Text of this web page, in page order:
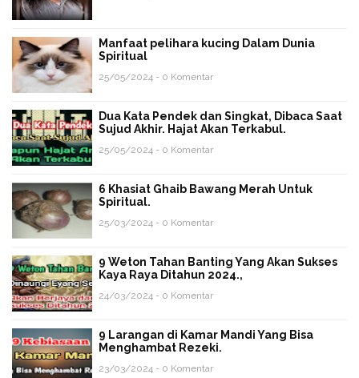
Manfaat pelihara kucing Dalam Dunia
Spiritual
25/05/2024 - 0 Komentar
Dua Kata Pendek dan Singkat, Dibaca Saat
Sujud Akhir. Hajat Akan Terkabul.
25/05/2024 - 0 Komentar
6 Khasiat Ghaib Bawang Merah Untuk
Spiritual.
25/03/2024 - 0 Komentar
9 Weton Tahan Banting Yang Akan Sukses
Kaya Raya Ditahun 2024.,
24/03/2024 - 0 Komentar
9 Larangan di Kamar Mandi Yang Bisa
Menghambat Rezeki.
23/03/2024 - 0 Komentar